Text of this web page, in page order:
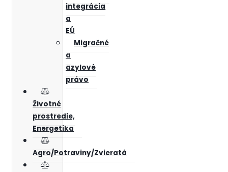
integrácia
a
EÚ
Migračné
a
azylové
právo
Životné
prostredie,
Energetika
Agro/Potraviny/Zvieratá